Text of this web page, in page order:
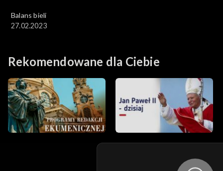
Balans bieli
27.02.2023
Rekomendowane dla Ciebie